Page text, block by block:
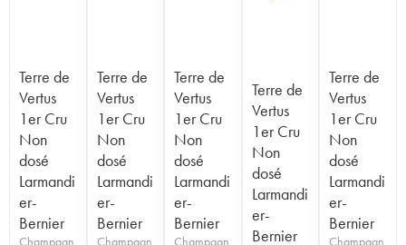
Terre de
Vertus
1er Cru
Non
dosé
Larmandi
er-
Bernier
Champagn
Terre de
Vertus
1er Cru
Non
dosé
Larmandi
er-
Bernier
Champagn
Terre de
Vertus
1er Cru
Non
dosé
Larmandi
er-
Bernier
Champagn
Terre de
Vertus
1er Cru
Non
dosé
Larmandi
er-
Bernier
Terre de
Vertus
1er Cru
Non
dosé
Larmandi
er-
Bernier
Champagn